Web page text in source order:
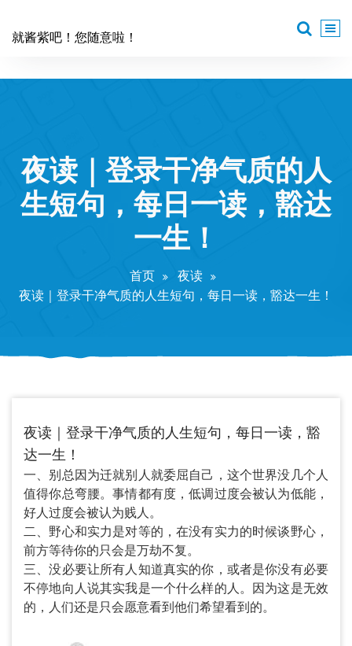
就酱紫吧！您随意啦！
夜读｜登录干净气质的人
生短句，每日一读，豁达
一生！
首页
夜读
夜读｜登录干净气质的人生短句，每日一读，豁达一生！
夜读｜登录干净气质的人生短句，每日一读，豁
达一生！
一、别总因为迁就别人就委屈自己，这个世界没几个人
值得你总弯腰。事情都有度，低调过度会被认为低能，
好人过度会被认为贱人。
二、野心和实力是对等的，在没有实力的时候谈野心，
前方等待你的只会是万劫不复。
三、没必要让所有人知道真实的你，或者是你没有必要
不停地向人说其实我是一个什么样的人。因为这是无效
的，人们还是只会愿意看到他们希望看到的。